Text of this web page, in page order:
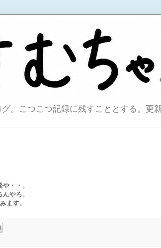
。こつこつ記録に残すこととする。更
・・。
やろ。
ます。